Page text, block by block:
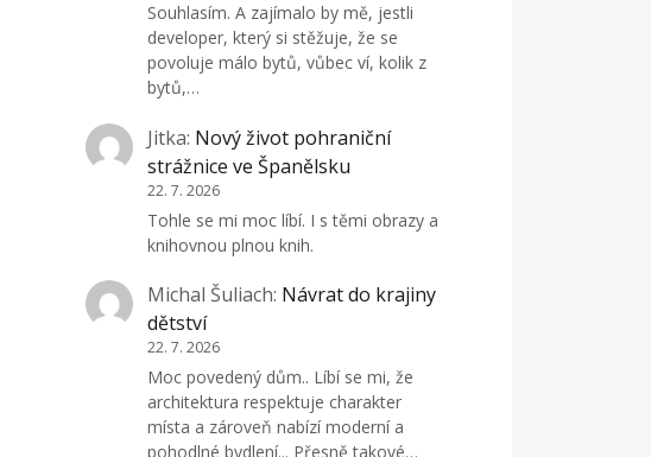
Souhlasím. A zajímalo by mě, jestli
developer, který si stěžuje, že se
povoluje málo bytů, vůbec ví, kolik z
bytů,…
Jitka: Nový život pohraniční
strážnice ve Španělsku
22. 7. 2026
Tohle se mi moc líbí. I s těmi obrazy a
knihovnou plnou knih.
Michal Šuliach: Návrat do krajiny
dětství
22. 7. 2026
Moc povedený dům.. Líbí se mi, že
architektura respektuje charakter
místa a zároveň nabízí moderní a
pohodlné bydlení... Přesně takové…